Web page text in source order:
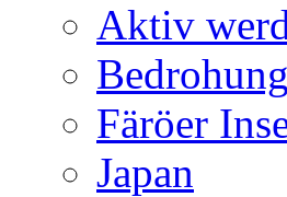
Aktiv
Färöer
Japan